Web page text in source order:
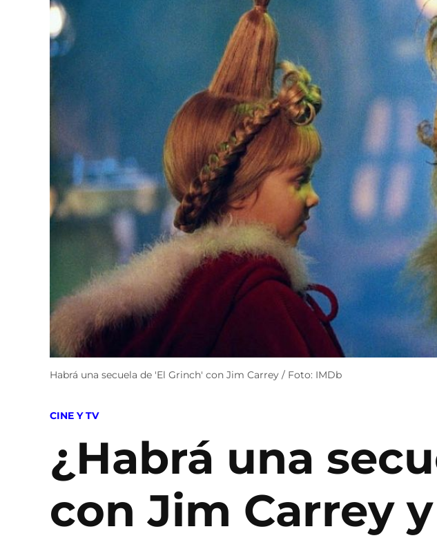
Habrá una secuela de 'El Grinch' con Jim Carrey / Foto: IMDb
POSTED
CINE Y TV
¿Habrá una
con Jim Carrey